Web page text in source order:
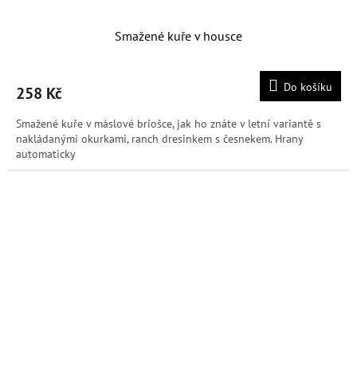
Smažené kuře v housce
258 Kč Do košíku
Smažené kuře v máslové briošce, jak ho znáte v letní variantě s
nakládanými okurkami, ranch dresinkem s česnekem. Hrany
automaticky